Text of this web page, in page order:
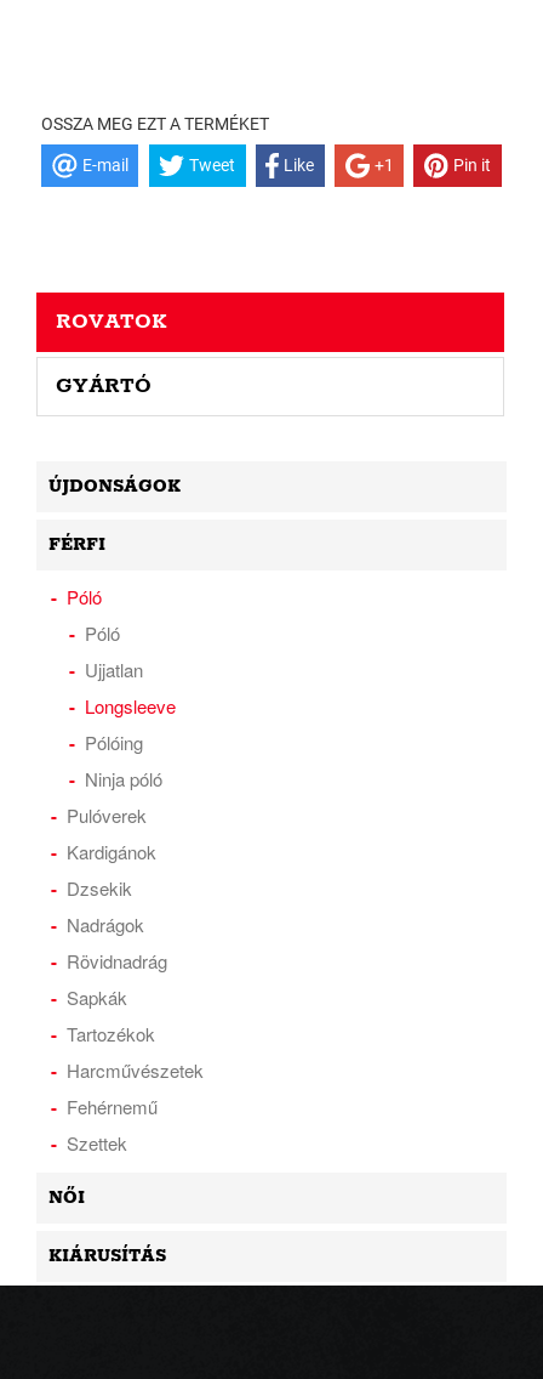
OSSZA MEG EZT A TERMÉKET
E-mail Tweet Like +1 Pin it
ROVATOK
GYÁRTÓ
ÚJDONSÁGOK
FÉRFI
Póló
Póló
Ujjatlan
Longsleeve
Pólóing
Ninja póló
Pulóverek
Kardigánok
Dzsekik
Nadrágok
Rövidnadrág
Sapkák
Tartozékok
Harcművészetek
Fehérnemű
Szettek
NŐI
KIÁRUSÍTÁS